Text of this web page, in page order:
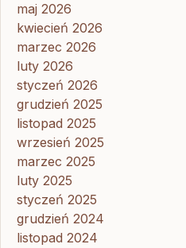
maj 2026
kwiecień 2026
marzec 2026
luty 2026
styczeń 2026
grudzień 2025
listopad 2025
wrzesień 2025
marzec 2025
luty 2025
styczeń 2025
grudzień 2024
listopad 2024